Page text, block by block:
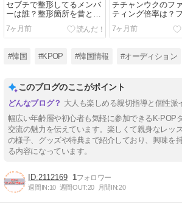
セブチで整形してるメンバ
ーは誰？整形箇所を昔と現
在の画像で調査
7ヶ月前
チチャンウクのフ
ティング倍率は？
ラブ会員と一般販
ある？
7ヶ月前
#韓国 #KPOP #韓国情報 #オーディション
このブログのここがポイント
大人も楽しめる親切指導と個性派
幅広い年齢層や初心者も気軽に参加できるK-POP
交流の魅力を伝えています。楽しくて親身なレッ
の様子、グッズや特典まで紹介しており、興味を
る内容になっています。
2112169 1
週間IN:10 週間OUT:20 月間IN:20